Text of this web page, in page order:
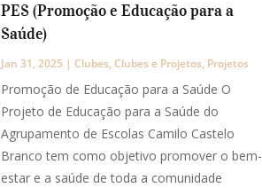
PES (Promoção e Educação para a
Saúde)
Jan 31, 2025 |Clubes,Clubes e Projetos, Projetos
Promoção de Educação para a Saúde O
Projeto de Educação para a Saúde do
Agrupamento de Escolas Camilo Castelo
Branco tem como objetivo promover o bem-
estar e a saúde de toda a comunidade